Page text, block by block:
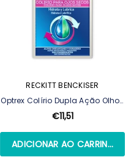
RECKITT BENCKISER
Optrex Colírio Dupla Ação Olhos
Secos 10ml
€11,51
ADICIONAR AO CARRINHO